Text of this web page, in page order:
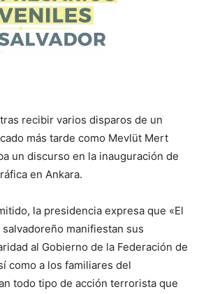
recibir varios disparos de un
más tarde como Mevlüt Mert
un discurso en la inauguración de
en Ankara.
la presidencia expresa que «El
manifiestan sus
al Gobierno de la Federación de
como a los familiares del
todo tipo de acción terrorista que